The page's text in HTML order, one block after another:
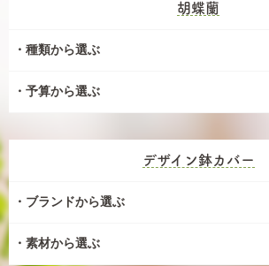
胡蝶蘭
種類から選ぶ
予算から選ぶ
デザイン鉢カバー
ブランドから選ぶ
素材から選ぶ